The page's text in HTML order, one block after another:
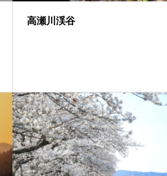
高瀬川渓谷